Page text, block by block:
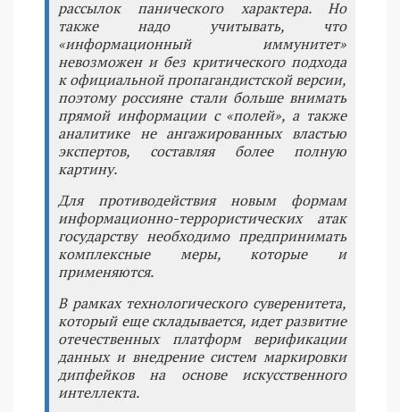
рассылок панического характера. Но
также надо учитывать, что
«информационный иммунитет»
невозможен и без критического подхода
к официальной пропагандистской версии,
поэтому россияне стали больше внимать
прямой информации с «полей», а также
аналитике не ангажированных властью
экспертов, составляя более полную
картину.
Для противодействия новым формам
информационно-террористических атак
государству необходимо предпринимать
комплексные меры, которые и
применяются.
В рамках технологического суверенитета,
который еще складывается, идет развитие
отечественных платформ верификации
данных и внедрение систем маркировки
дипфейков на основе искусственного
интеллекта.